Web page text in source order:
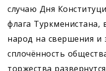
случаю Дня
флага
народ на свершения и
сплочённость
торжества